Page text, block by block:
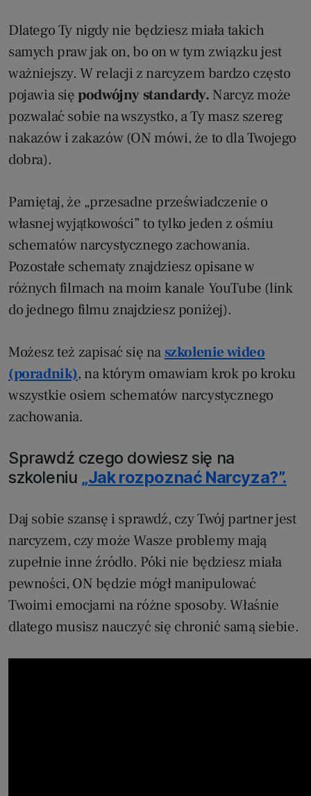
Dlatego Ty nigdy nie będziesz miała takich
samych praw jak on, bo on w tym związku jest
ważniejszy. W relacji z narcyzem bardzo często
pojawia się podwójny standardy. Narcyz może
pozwalać sobie na wszystko, a Ty masz szereg
nakazów i zakazów (ON mówi, że to dla Twojego
dobra).
Pamiętaj, że „przesadne przeświadczenie o
własnej wyjątkowości” to tylko jeden z ośmiu
schematów narcystycznego zachowania.
Pozostałe schematy znajdziesz opisane w
różnych filmach na moim kanale YouTube (link
do jednego filmu znajdziesz poniżej).
Możesz też zapisać się na szkolenie wideo
(poradnik), na którym omawiam krok po kroku
wszystkie osiem schematów narcystycznego
zachowania.
Sprawdź czego dowiesz się na
szkoleniu „Jak rozpoznać Narcyza?”.
Daj sobie szansę i sprawdź, czy Twój partner jest
narcyzem, czy może Wasze problemy mają
zupełnie inne źródło. Póki nie będziesz miała
pewności, ON będzie mógł manipulować
Twoimi emocjami na różne sposoby. Właśnie
dlatego musisz nauczyć się chronić samą siebie.